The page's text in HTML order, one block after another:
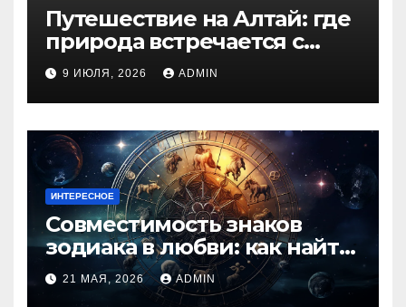
Путешествие на Алтай: где
природа встречается с
духом приключений
9 ИЮЛЯ, 2026 ADMIN
ИНТЕРЕСНОЕ
Совместимость знаков
зодиака в любви: как найти
идеальную пару и
избежать конфликтов
21 МАЯ, 2026 ADMIN